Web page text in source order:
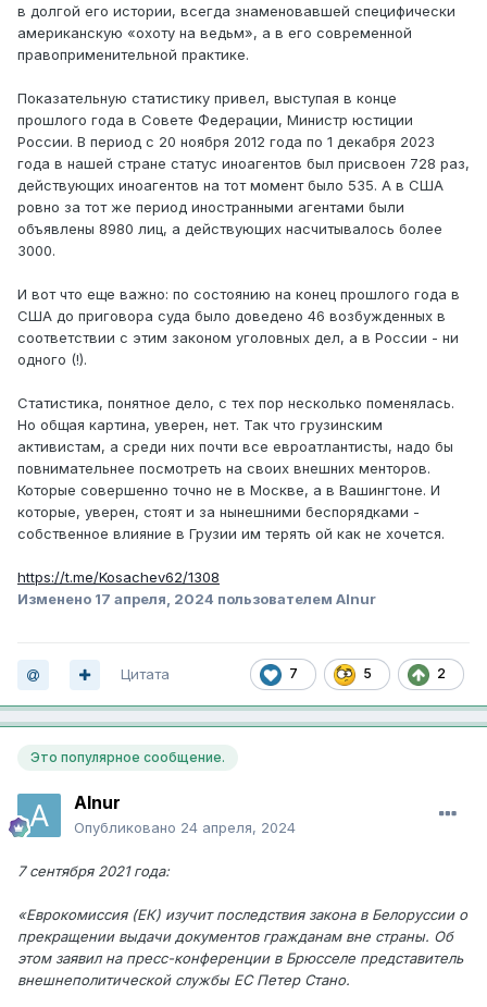
в долгой его истории, всегда знаменовавшей специфически
американскую «охоту на ведьм», а в его современной
правоприменительной практике.
Показательную статистику привел, выступая в конце
прошлого года в Совете Федерации, Министр юстиции
России. В период с 20 ноября 2012 года по 1 декабря 2023
года в нашей стране статус иноагентов был присвоен 728 раз,
действующих иноагентов на тот момент было 535. А в США
ровно за тот же период иностранными агентами были
объявлены 8980 лиц, а действующих насчитывалось более
3000.
И вот что еще важно: по состоянию на конец прошлого года в
США до приговора суда было доведено 46 возбужденных в
соответствии с этим законом уголовных дел, а в России - ни
одного (!).
Статистика, понятное дело, с тех пор несколько поменялась.
Но общая картина, уверен, нет. Так что грузинским
активистам, а среди них почти все евроатлантисты, надо бы
повнимательнее посмотреть на своих внешних менторов.
Которые совершенно точно не в Москве, а в Вашингтоне. И
которые, уверен, стоят и за нынешними беспорядками -
собственное влияние в Грузии им терять ой как не хочется.
https://t.me/Kosachev62/1308
Изменено 17 апреля, 2024 пользователем Alnur
7 5 2
Цитата
Это популярное сообщение.
Alnur
Опубликовано 24 апреля, 2024
7 сентября 2021 года:
«Еврокомиссия (ЕК) изучит последствия закона в Белоруссии о
прекращении выдачи документов гражданам вне страны. Об
этом заявил на пресс-конференции в Брюсселе представитель
внешнеполитической службы ЕС Петер Стано.